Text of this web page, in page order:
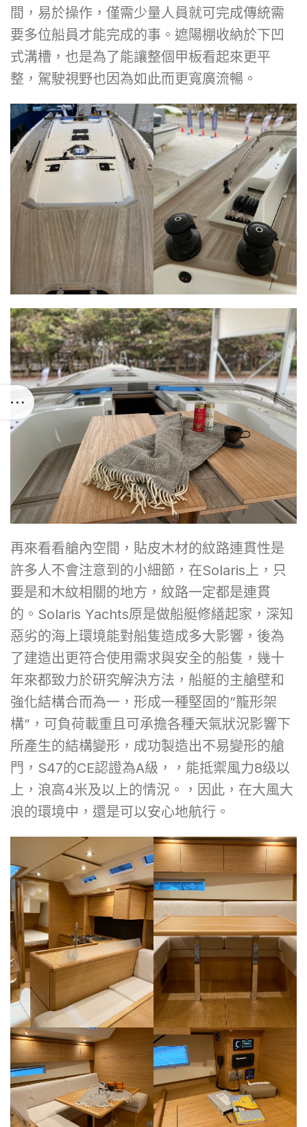
間，易於操作，僅需少量人員就可完成傳統需
要多位船員才能完成的事。遮陽棚收納於下凹
式溝槽，也是為了能讓整個甲板看起來更平
整，駕駛視野也因為如此而更寬廣流暢。
再來看看艙內空間，貼皮木材的紋路連貫性是
許多人不會注意到的小細節，在Solaris上，只
要是和木紋相關的地方，紋路一定都是連貫
的。Solaris Yachts原是做船艇修繕起家，深知
惡劣的海上環境能對船隻造成多大影響，後為
了建造出更符合使用需求與安全的船隻，幾十
年來都致力於研究解決方法，船艇的主艙壁和
強化結構合而為一，形成一種堅固的”籠形架
構”，可負荷載重且可承擔各種天氣狀況影響下
所產生的結構變形，成功製造出不易變形的艙
門，S47的CE認證為A級，，能抵禦風力8级以
上，浪高4米及以上的情況。，因此，在大風大
浪的環境中，還是可以安心地航行。